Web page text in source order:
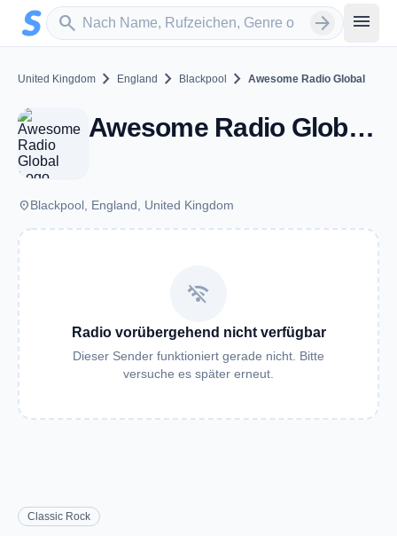
Zum Hauptinhalt springen
search
Sender suchen arrow_forward menu
United Kingdom chevron_right England chevron_right Blackpool chevron_right Awesome Radio Global
Awesome Radio Global - Blackpool
placeBlackpool, England, United Kingdom
wifi_off
Radio vorübergehend nicht verfügbar
Dieser Sender funktioniert gerade nicht. Bitte
versuche es später erneut.
Classic Rock